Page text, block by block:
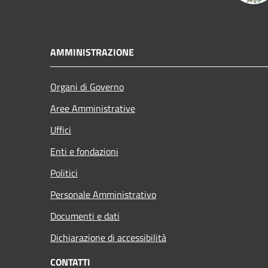
AMMINISTRAZIONE
Organi di Governo
Aree Amministrative
Uffici
Enti e fondazioni
Politici
Personale Amministrativo
Documenti e dati
Dichiarazione di accessibilità
CONTATTI